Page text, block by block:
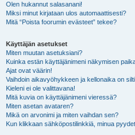
Olen hukannut salasanani!
Miksi minut kirjataan ulos automaattisesti?
Mitä “Poista foorumin evästeet” tekee?
Käyttäjän asetukset
Miten muutan asetuksiani?
Kuinka estän käyttäjänimeni näkymisen
Ajat ovat väärin!
Vaihdoin aikavyöhykkeen ja kellonaika on
Kieleni ei ole valittavana!
Mitä kuvia on käyttäjänimeni vieressä?
Miten asetan avataren?
Mikä on arvonimi ja miten vaihdan sen?
Kun klikkaan sähköpostilinkkiä, minua